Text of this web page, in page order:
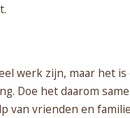
werk zijn, maar het is
Doe het daarom
van vrienden en